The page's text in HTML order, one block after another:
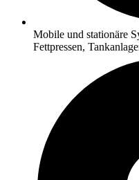
Mobile und stationäre
Fettpressen,